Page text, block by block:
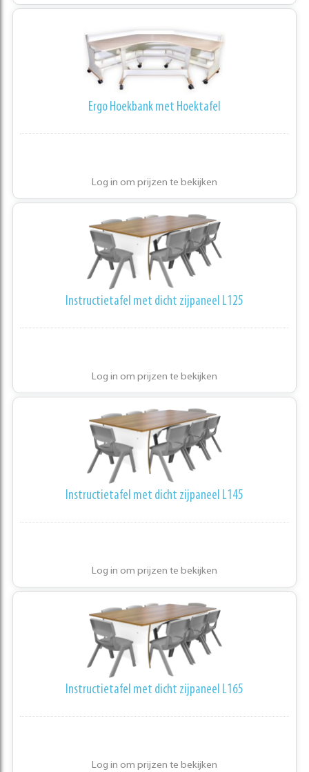
Ergo Hoekbank met Hoektafel
Log in om prijzen te bekijken
Instructietafel met dicht zijpaneel L125
Log in om prijzen te bekijken
Instructietafel met dicht zijpaneel L145
Log in om prijzen te bekijken
Instructietafel met dicht zijpaneel L165
Log in om prijzen te bekijken